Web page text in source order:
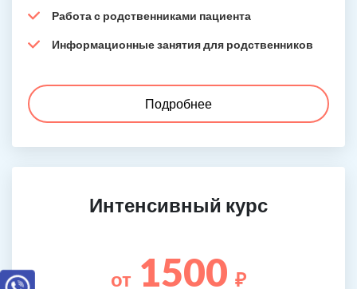
Работа с родственниками пациента
Информационные занятия для родственников
Подробнее
Интенсивный курс
от 1500 ₽